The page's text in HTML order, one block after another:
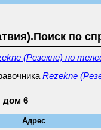
по
(Резекне) по
Rezekne
дом 6
Адрес